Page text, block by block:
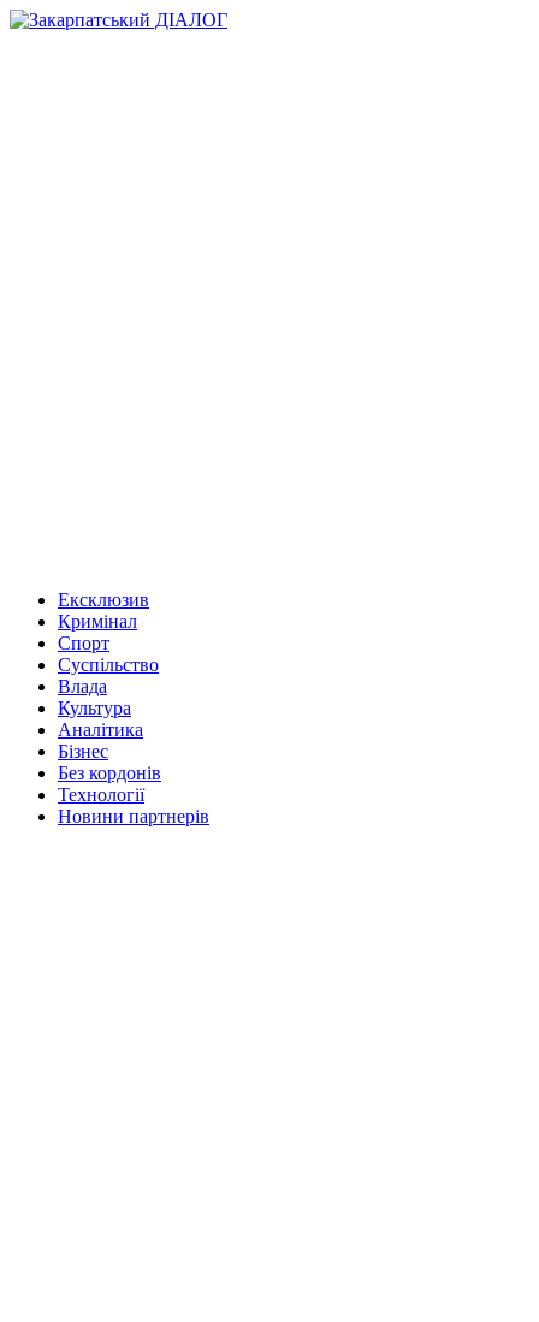
Ексклюзив
Кримінал
Спорт
Суспільство
Влада
Культура
Аналітика
Бізнес
Без кордонів
Технології
Новини партнерів